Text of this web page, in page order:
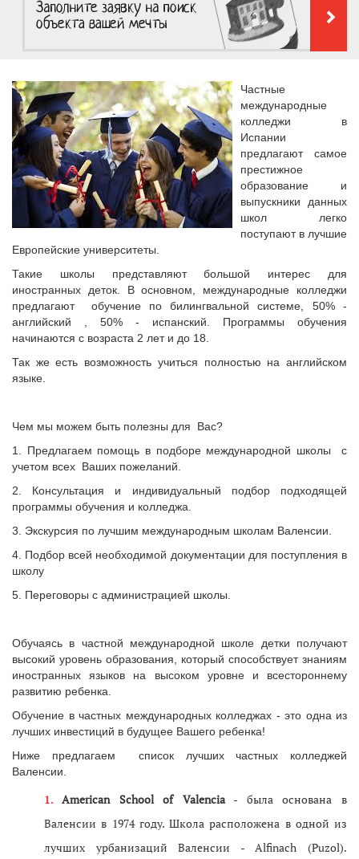
Частные
международные
колледжи в
Испании
предлагают самое
престижное
образование и
выпускники данных
школ легко
поступают в лучшие
Европейские университеты.
Такие школы представляют большой интерес для
иностранных деток. В основном, международные колледжи
предлагают обучение по билингвальной системе, 50% -
английский , 50% - испанский. Программы обучения
начинаются с возраста 2 лет и до 18.
Так же есть возможность учиться полностью на английском
языке.
Чем мы можем быть полезны для Вас?
1. Предлагаем помощь в подборе международной школы с
учетом всех Ваших пожеланий.
2. Консультация и индивидуальный подбор подходящей
программы обучения и колледжа.
3. Экскурсия по лучшим международным школам Валенсии.
4. Подбор всей необходимой документации для поступления в
школу
5. Переговоры с администрацией школы.
Обучаясь в частной международной школе детки получают
высокий уровень образования, который способствует знаниям
иностранных языков на высоком уровне и всестороннему
развитию ребенка.
Обучение в частных международных колледжах - это одна из
лучших инвестиций в будущее Вашего ребенка!
Ниже предлагаем список лучших частных колледжей
Валенсии.
American School of Valencia- была основана в
Валенсии в 1974 году. Школа расположена в одной из
лучших урбанизаций Валенсии - Alfinach (Puzol).